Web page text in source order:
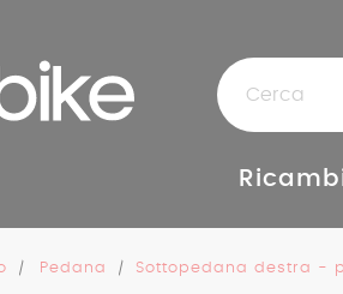
Pedana Sottopedana destra -